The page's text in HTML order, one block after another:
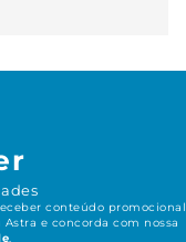
conteúdo promocional
e concorda com nossa
.